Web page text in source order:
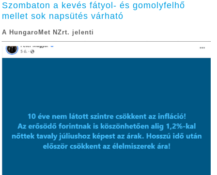
Szombaton a kevés fátyol- és gomolyfelhő
mellet sok napsütés várható
A HungaroMet NZrt. jelenti